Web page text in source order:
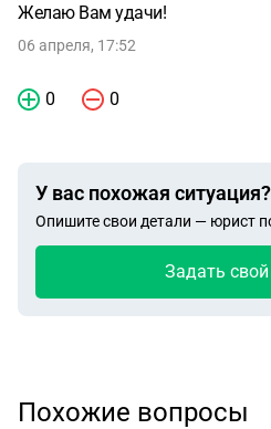
Желаю Вам удачи!
06 апреля, 17:52
0 0
У вас похожая ситуация?
Опишите свои детали — юрист
Задать
Похожие вопросы